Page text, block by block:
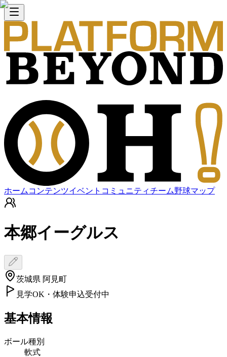
ホーム コンテンツイベント コミュニティチーム野球マップ
本郷イーグルス
茨城県 阿見町
見学OK・体験申込受付中
基本情報
ボール種別
軟式